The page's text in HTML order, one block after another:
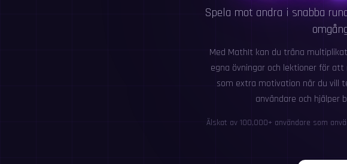
Spela mot andra i snabba
Med MathIt kan du träna
egna övningar och lektioner för
som extra motivation när du vill
användare och hjälper
Älskat av 100,000+ användare som